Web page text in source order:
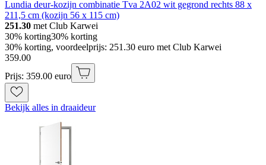
Lundia deur-kozijn combinatie Tva 2A02 wit gegrond rechts 88 x
211,5 cm (kozijn 56 x 115 cm)
251.30 met Club Karwei
30% korting30% korting
30% korting, voordeelprijs: 251.30 euro met Club Karwei
359.00
Prijs: 359.00 euro
Bekijk alles in draaideur